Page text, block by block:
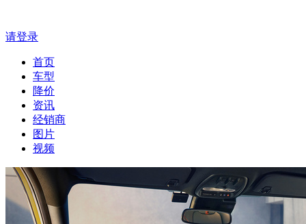
请登录
首页
车型
降价
资讯
经销商
图片
视频